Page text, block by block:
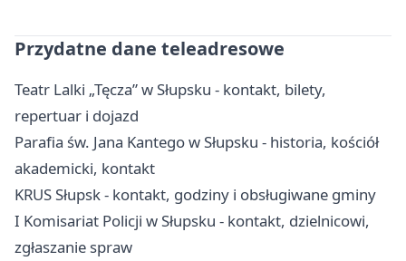
Przydatne dane teleadresowe
Teatr Lalki „Tęcza” w Słupsku - kontakt, bilety,
repertuar i dojazd
Parafia św. Jana Kantego w Słupsku - historia, kościół
akademicki, kontakt
KRUS Słupsk - kontakt, godziny i obsługiwane gminy
I Komisariat Policji w Słupsku - kontakt, dzielnicowi,
zgłaszanie spraw